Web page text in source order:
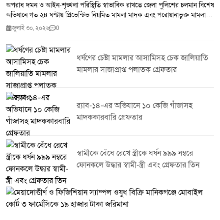
অপরাধ দমন ও আইন-শৃঙ্খলা পরিস্থিতি স্বাভাবিক রাখতে জেলা পুলিশের চলমান বিশেষ
অভিযানে গত ২৪ ঘণ্টায় প্রিভেন্টিভ নিয়মিত মামলা মাদক এবং পরোয়ানাভুক্ত মামলায়
মোট ২৫ জনকে গ্রেপ্তার করা হয়েছে।জেলা পুলিশ সূত্র জানায় সম্মানিত পুলিশ সুপারের
নির্দেশনায় জেলার সকল থানা ও ইউনিটের ইনচার্জদের নেতৃত্বে পরিচালিত এ অভিযানে
২৭৫ পিস ইয়াবা উদ্ধার করা হয়। একই সঙ্গে ৭ জন মাদক ব্যবসায়ীকে গ্রেপ্তার করা
হয়েছে।টাঙ্গাইল জেলা পুলিশ জানিয়েছে মাদক,সন্ত্রাস ও অন্যান্য অপরাধ দমনে এ
ধরনের অভিযান অব্যাহত থাকবে। অপরাধ নিয়ন্ত্রণে জনগণের সহযোগিতা কামনা করে
পুলিশ সবাইকে অপরাধ ও অপরাধীদের বিষয়ে তথ্য দিয়ে আইন-শৃঙ্খলা রক্ষায় সহায়তা
করার আহ্বান জানিয়েছে।
জুলাই ৩০, ২০২৬ 0
ধর্ষণের চেষ্টা মামলার আসামিসহ চেক জালিয়াতি
মামলার সাজাপ্রাপ্ত পলাতক গ্রেফতার
র‌্যাব-১৪-এর অভিযানে ১০ কেজি গাঁজাসহ
মাদককারবারি গ্রেফতার
স্বামীকে বেঁধে রেখে স্ত্রীকে ধর্ষন ৯৯৯ নম্বরে
ফোনকলে উদ্ধার স্বামী-স্ত্রী এবং গ্রেফতার তিন